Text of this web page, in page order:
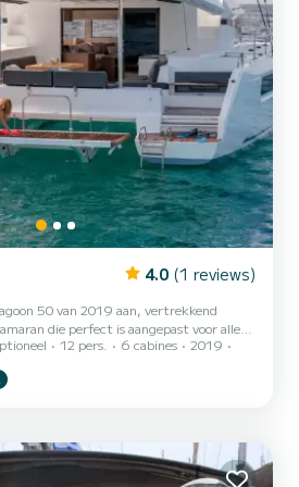
4.0 (1 reviews)
50 van 2019 aan, vertrekkend
die perfect is aangepast voor alle
zeer aangenaam om te hanteren voor
cruise
van 15 meter. U kunt maximaal 14
Deze boot is uitgerust met een Full b...
12 pers. 6 cabines
2019